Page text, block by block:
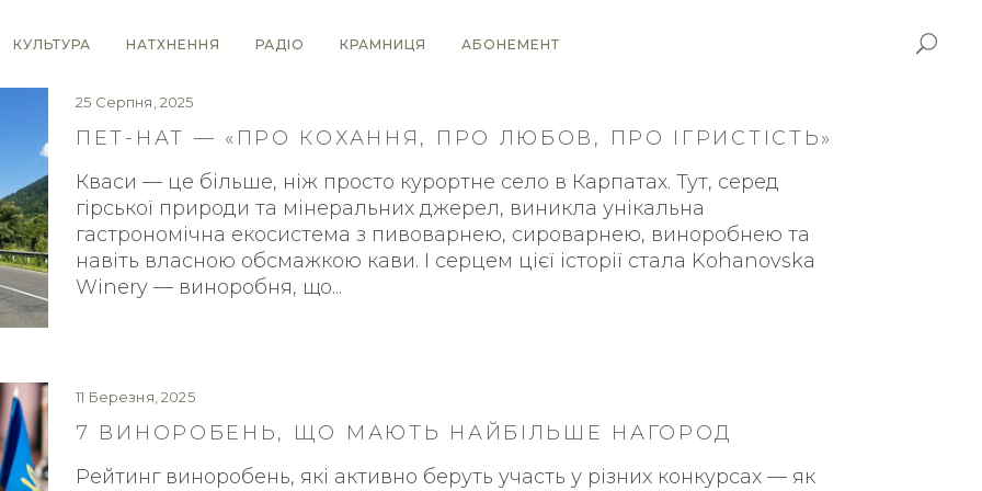
КУЛЬТУРА НАТХНЕННЯ РАДІО КРАМНИЦЯ АБОНЕМЕНТ
25 Серпня, 2025
ПЕТ-НАТ — «ПРО КОХАННЯ, ПРО ЛЮБОВ, ПРО ІГРИСТІСТЬ»
Кваси — це більше, ніж просто курортне село в Карпатах. Тут, серед
гірської природи та мінеральних джерел, виникла унікальна
гастрономічна екосистема з пивоварнею, сироварнею, виноробнею та
навіть власною обсмажкою кави. І серцем цієї історії стала Kohanovska
Winery — виноробня, що
11 Березня, 2025
7 ВИНОРОБЕНЬ, ЩО МАЮТЬ НАЙБІЛЬШЕ НАГОРОД
Рейтинг виноробень, які активно беруть участь у різних конкурсах — як